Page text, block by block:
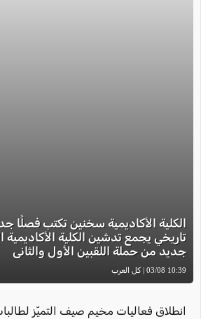
الكلية الأكاديمية سخنين تكتب فصلًا
تاريخي يجمع تدشين الكلية
جديد من حملة اللقبين الأول والثاني
10:39 03/08 | كل العرب
انطلاق فعاليات مخيم صيف التميّز